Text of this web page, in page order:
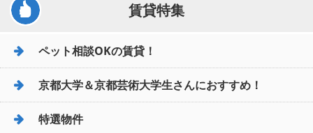
賃貸特集
ペット相談OKの賃貸！
京都大学＆京都芸術大学生さんにおすすめ！
特選物件